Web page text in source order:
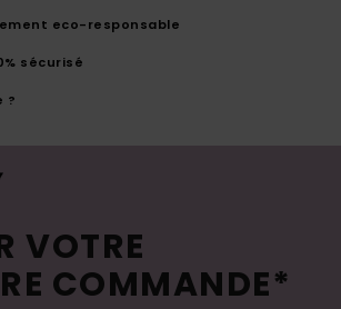
eco-responsable
sécurisé
?
VOTRE
COMMANDE*